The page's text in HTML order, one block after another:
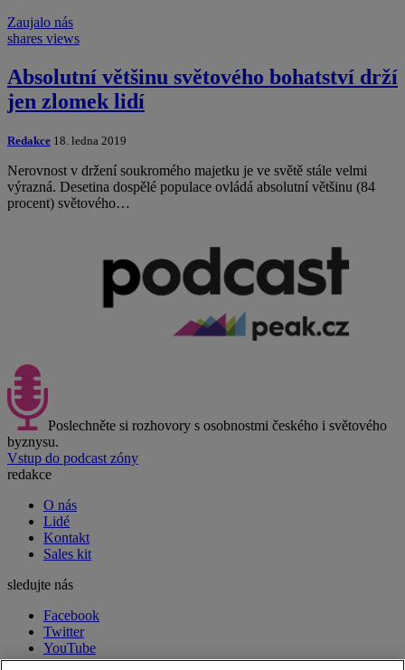
Zaujalo nás
shares views
Absolutní většinu světového bohatství drží
jen zlomek lidí
Redakce 18. ledna 2019
Nerovnost v držení soukromého majetku je ve světě stále velmi
výrazná. Desetina dospělé populace ovládá absolutní většinu (84
procent) světového…
Poslechněte si rozhovory s osobnostmi českého i světového
byznysu.
Vstup do podcast zóny
redakce
O nás
Lidé
Kontakt
Sales kit
sledujte nás
Facebook
Twitter
YouTube
LinkedIn